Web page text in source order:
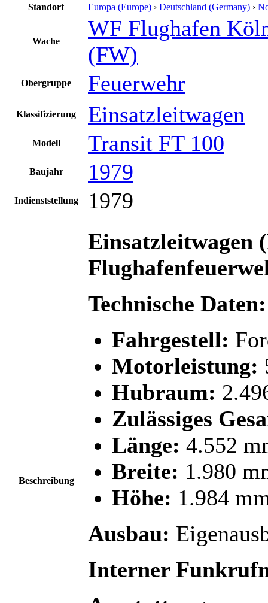
Standort Europa (Europe) › Deutschland (Germany) ›
Wache
WF Flughafen
(FW)
Obergruppe Feuerwehr
Klassifizierung Einsatzleitwagen
Modell Transit FT 100
Baujahr 1979
Indienststellung 1979
Beschreibung
Einsatzleitwagen
Technische Daten:
Fahrgestell:
Motorleistung:
Hubraum:
Zulässiges
Länge: 4.552
Breite: 1.980
Höhe: 1.984
Ausbau:
Interner